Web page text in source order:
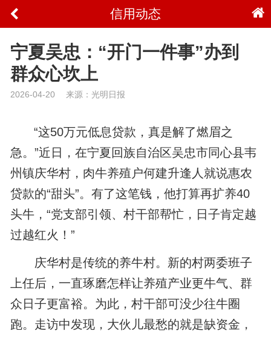
信用动态
宁夏吴忠：“开门一件事”办到
群众心坎上
2026-04-20 来源：光明日报
“这50万元低息贷款，真是解了燃眉之
急。”近日，在宁夏回族自治区吴忠市同心县韦
州镇庆华村，肉牛养殖户何建升逢人就说惠农
贷款的“甜头”。有了这笔钱，他打算再扩养40
头牛，“党支部引领、村干部帮忙，日子肯定越
过越红火！”
庆华村是传统的养牛村。新的村两委班子
上任后，一直琢磨怎样让养殖产业更牛气、群
众日子更富裕。为此，村干部可没少往牛圈
跑。走访中发现，大伙儿最愁的就是缺资金，